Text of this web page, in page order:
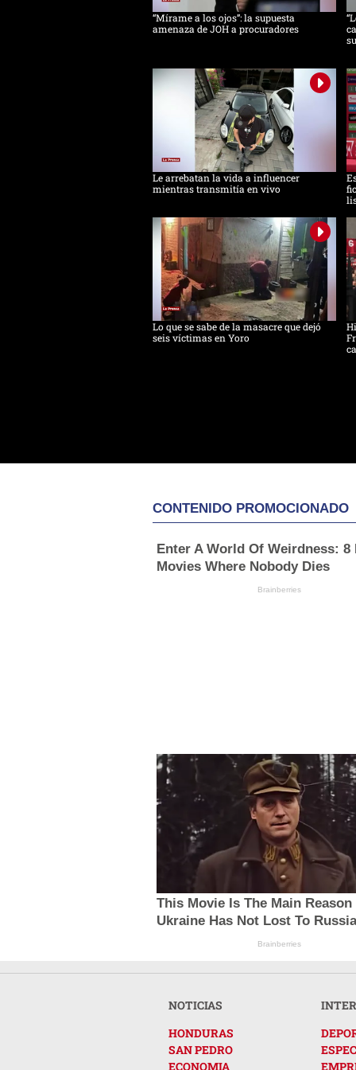
“Mírame a los ojos”: la supuesta
amenaza de JOH a procuradores
Le arrebatan la vida a influencer
mientras transmitía en vivo
Lo que se sabe de la masacre que dejó
seis víctimas en Yoro
CONTENIDO PROMOCIONADO
Enter A World Of Weirdness: 8
Movies Where Nobody Dies
Brainberries
This Movie Is The Main Reason
Ukraine Has Not Lost To Russia
Brainberries
NOTICIAS
HONDURAS
SAN PEDRO
ECONOMIA